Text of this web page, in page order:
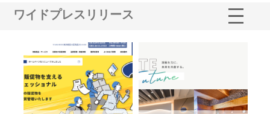
ワイドプレスリリース